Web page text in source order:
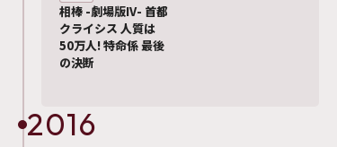
相棒 -劇場版IV- 首都
クライシス 人質は
50万人! 特命係 最後
の決断
2016